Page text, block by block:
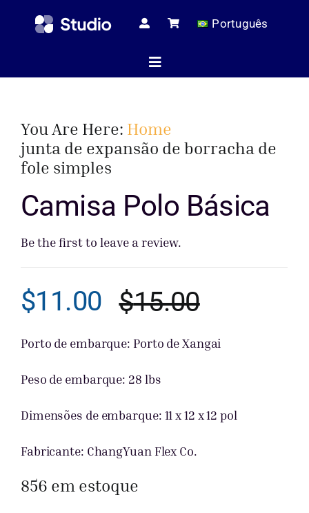
Português
Toggle
You Are Here: Home
junta de expansão de borracha de
fole simples
Camisa Polo Básica
Be the first to leave a review.
$15.00O
preço
era:
$11.00
O
preço
é:
Porto de embarque: Porto de Xangai
Peso de embarque: 28 lbs
Dimensões de embarque: 11 x 12 x 12 pol
Fabricante: ChangYuan Flex Co.
856 em estoque